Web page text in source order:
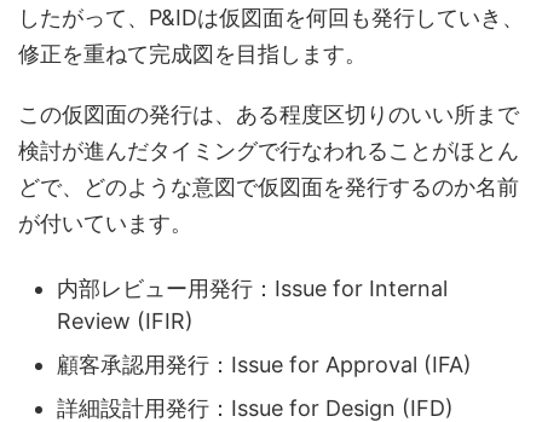
したがって、P&IDは仮図面を何回も発行していき、
修正を重ねて完成図を目指します。
この仮図面の発行は、ある程度区切りのいい所まで
検討が進んだタイミングで行なわれることがほとん
どで、どのような意図で仮図面を発行するのか名前
が付いています。
内部レビュー用発行：Issue for Internal
Review (IFIR)
顧客承認用発行：Issue for Approval (IFA)
詳細設計用発行：Issue for Design (IFD)